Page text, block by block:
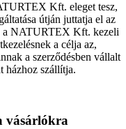
Kft. eleget tesz,
útján juttatja el az
a NATURTEX Kft. kezeli
a célja az,
a szerződésben vállalt
házhoz szállítja.
vásárlókra